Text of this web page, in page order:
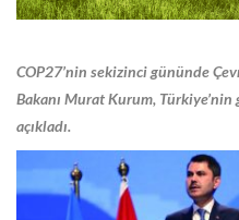
COP27’nin sekizinci gününde
Bakanı Murat Kurum, Türkiye’nin
açıkladı.